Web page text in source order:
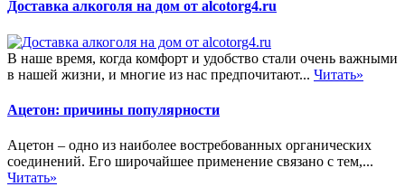
Доставка алкоголя на дом от alcotorg4.ru
В наше время, когда комфорт и удобство стали очень важными
в нашей жизни, и многие из нас предпочитают... Читать»
Ацетон: причины популярности
Ацетон – одно из наиболее востребованных органических
соединений. Его широчайшее применение связано с тем,...
Читать»